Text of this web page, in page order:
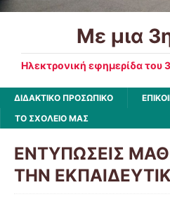
Με μια
Ηλεκτρονική εφημερίδα του
ΔΙΔΑΚΤΙΚΟ ΠΡΟΣΩΠΙΚΟ
ΤΟ ΣΧΟΛΕΙΟ ΜΑΣ
ΕΝΤΥΠΩΣΕΙΣ
ΤΗΝ